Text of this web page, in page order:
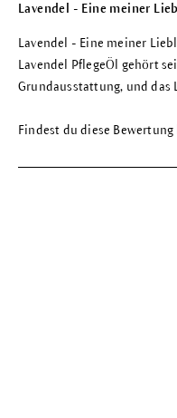
Lavendel - Eine meiner
Lavendel - Eine meiner
Lavendel PflegeÖl gehört
Grundausstattung, und das
Findest du diese